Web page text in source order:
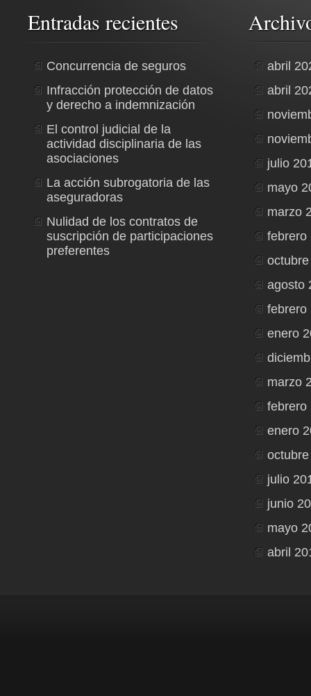
Entradas recientes
Concurrencia de seguros
Infracción protección de datos
y derecho a indemnización
El control judicial de la
actividad disciplinaria de las
asociaciones
La acción subrogatoria de las
aseguradoras
Nulidad de los contratos de
suscripción de participaciones
preferentes
abril
abril
julio
mayo
marzo
febrero
agosto
febrero
enero
marzo
febrero
enero
julio
junio
mayo
abril